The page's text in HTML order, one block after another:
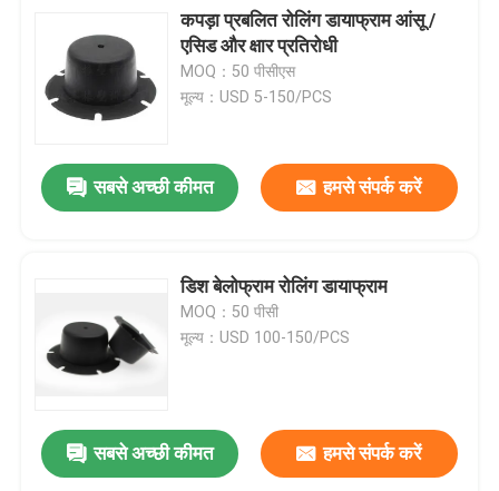
कपड़ा प्रबलित रोलिंग डायाफ्राम आंसू /
एसिड और क्षार प्रतिरोधी
MOQ：50 पीसीएस
मूल्य：USD 5-150/PCS
सबसे अच्छी कीमत हमसे संपर्क करें
डिश बेलोफ्राम रोलिंग डायाफ्राम
MOQ：50 पीसी
मूल्य：USD 100-150/PCS
सबसे अच्छी कीमत हमसे संपर्क करें